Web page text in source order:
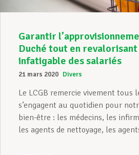
Garantir
Duché tout en revalorisant
infatigable des salariés
21 mars 2020 Divers
Le LCGB remercie vivement tous
s’engagent au quotidien pour
bien-être : les médecins, les
les agents de nettoyage, les